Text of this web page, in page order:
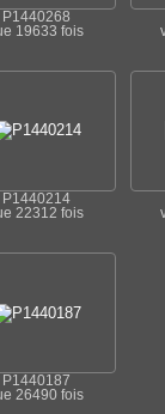
P1440268
19633 fois
P1440214
22312 fois
P1440187
26490 fois